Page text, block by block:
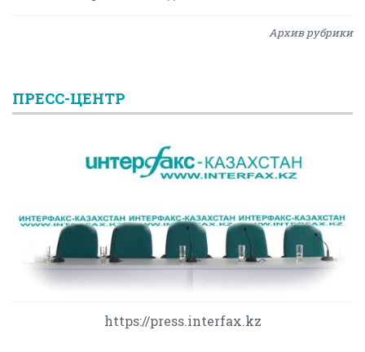
Архив рубрики
ПРЕСС-ЦЕНТР
https://press.interfax.kz